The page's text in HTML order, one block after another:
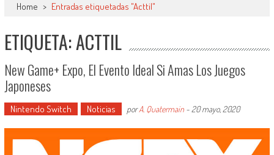
Home > Entradas etiquetadas "Acttil"
ETIQUETA: ACTTIL
New Game+ Expo, El Evento Ideal Si Amas Los Juegos
Japoneses
Nintendo Switch Noticias porA. Quatermain- 20 mayo, 2020